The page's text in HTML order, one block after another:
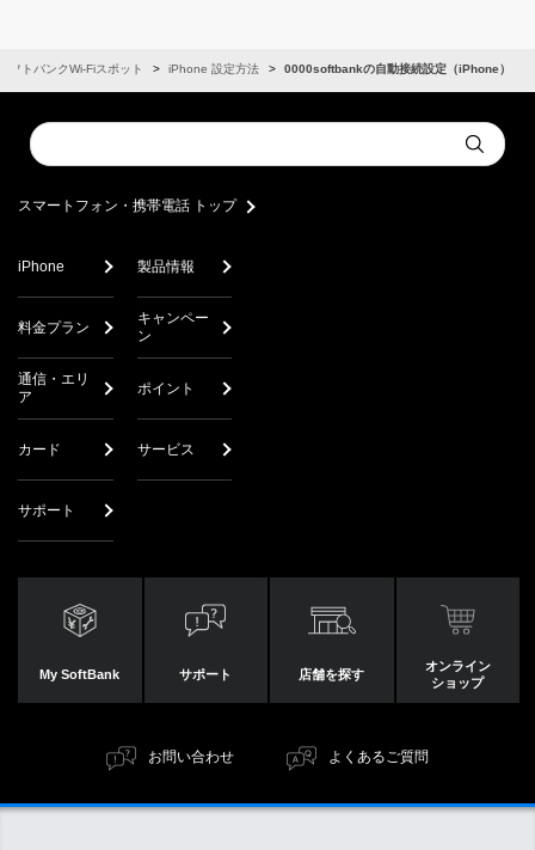
フトバンクWi-Fiスポット iPhone 設定方法 0000softbankの自動接続設定（iPhone）
Conduct
a
Submit
スマートフォン・携帯電話 トップ
iPhone 製品情報
料金プラン
キャンペー
ン
通信・エリ
ア
ポイント
カード サービス
サポート
My SoftBank サポート 店舗を探す
オンライン
ショップ
お問い合わせ よくあるご質問